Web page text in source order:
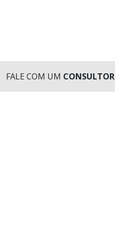
FALE COM UM CONSULTOR